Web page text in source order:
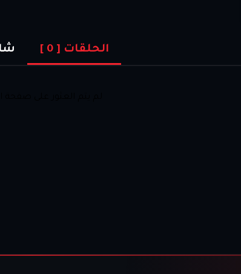
الحلقات [ 0
]